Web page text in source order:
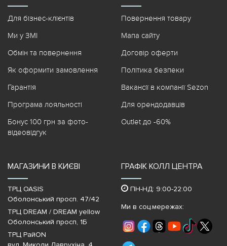
Для бізнес-клієнтів
Ми у ЗМІ
Обмін та повернення
Як оформити замовлення
Гарантія
Програма лояльності
Бонус 100 грн за фото-
відеовідгук
Повернення товару
Мапа сайту
Договір оферти
Політика безпеки
Вакансії в компанії Sezon
Для орендодавців
Outlet до -60%
МАГАЗИНИ В КИЄВІ
ТРЦ OASIS
Оболонський просп. 47/42
ТРЦ DREAM / DREAM yellow
Оболонський просп, 1Б
ТРЦ РайON
ГРАФІК КОЛЛ ЦЕНТРА
ПН-НД: 9:00-22:00
Ми в соц.мережах: